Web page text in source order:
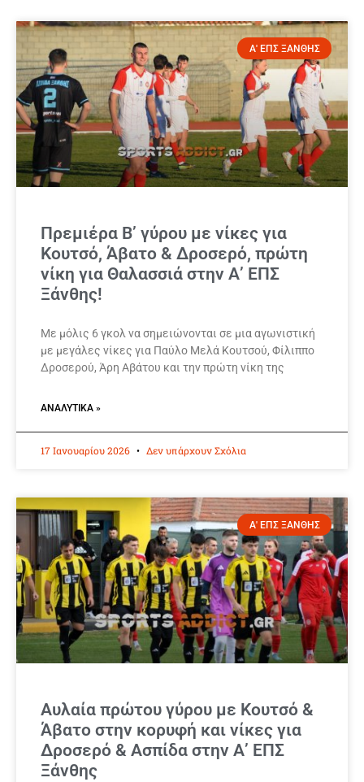
Α' ΕΠΣ ΞΑΝΘΗΣ
Πρεμιέρα Β’ γύρου με νίκες για
Κουτσό, Άβατο & Δροσερό, πρώτη
νίκη για Θαλασσιά στην Α’ ΕΠΣ
Ξάνθης!
Με μόλις 6 γκολ να σημειώνονται σε μια αγωνιστική
με μεγάλες νίκες για Παύλο Μελά Κουτσού, Φίλιππο
Δροσερού, Άρη Αβάτου και την πρώτη νίκη της
ΑΝΑΛΥΤΙΚΆ »
17 Ιανουαρίου 2026 Δεν υπάρχουν Σχόλια
Α' ΕΠΣ ΞΑΝΘΗΣ
Αυλαία πρώτου γύρου με Κουτσό &
Άβατο στην κορυφή και νίκες για
Δροσερό & Ασπίδα στην Α’ ΕΠΣ
Ξάνθης